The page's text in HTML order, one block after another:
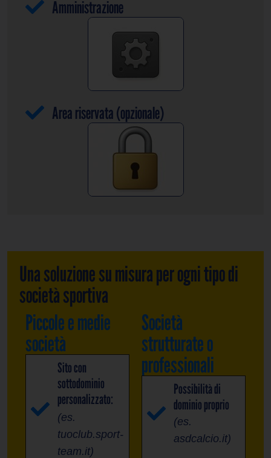
Amministrazione
Area riservata (opzionale)
Una soluzione su misura per ogni tipo di
società sportiva
Piccole e medie
società
Sito con
sottodominio
personalizzato:
(es.
tuoclub.sport-
team.it)
Società
strutturate o
professionali
Possibilità di
dominio proprio
(es.
asdcalcio.it)